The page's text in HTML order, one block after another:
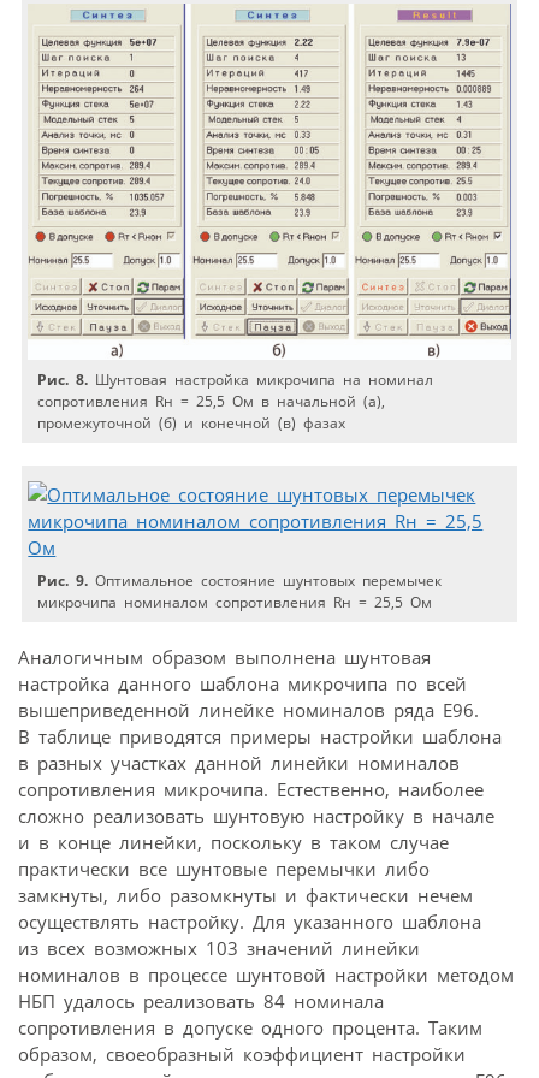
Рис. 8. Шунтовая настройка микрочипа на номинал
сопротивления Rн = 25,5 Ом в начальной (а),
промежуточной (б) и конечной (в) фазах
Рис. 9. Оптимальное состояние шунтовых перемычек
микрочипа номиналом сопротивления Rн = 25,5 Ом
Аналогичным образом выполнена шунтовая
настройка данного шаблона микрочипа по всей
вышеприведенной линейке номиналов ряда Е96.
В таблице приводятся примеры настройки шаблона
в разных участках данной линейки номиналов
сопротивления микрочипа. Естественно, наиболее
сложно реализовать шунтовую настройку в начале
и в конце линейки, поскольку в таком случае
практически все шунтовые перемычки либо
замкнуты, либо разомкнуты и фактически нечем
осуществлять настройку. Для указанного шаблона
из всех возможных 103 значений линейки
номиналов в процессе шунтовой настройки методом
НБП удалось реализовать 84 номинала
сопротивления в допуске одного процента. Таким
образом, своеобразный коэффициент настройки